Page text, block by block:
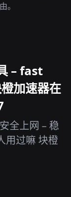
。
– fast
加速器在
全上网 – 稳
用过嘛 块橙